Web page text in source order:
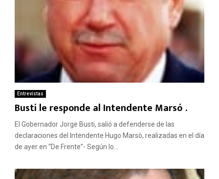
Entrevistas
Busti le responde al Intendente Marsó .
El Gobernador Jorge Busti, salió a defenderse de las
declaraciones del Intendente Hugo Marsò, realizadas en el día
de ayer en “De Frente”- Según lo...